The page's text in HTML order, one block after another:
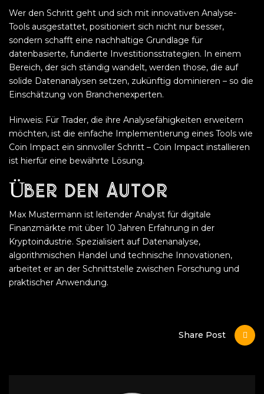
Wer den Schritt geht und sich mit innovativen Analyse-
Tools ausgestattet, positioniert sich nicht nur besser,
sondern schafft eine nachhaltige Grundlage für
datenbasierte, fundierte Investitionsstrategien. In einem
Bereich, der sich ständig wandelt, werden those, die auf
solide Datenanalysen setzen, zukünftig dominieren – so die
Einschätzung von Branchenexperten.
Hinweis: Für Trader, die ihre Analysefähigkeiten erweitern
möchten, ist die einfache Implementierung eines Tools wie
Coin Impact ein sinnvoller Schritt – Coin Impact installieren
ist hierfür eine bewährte Lösung.
Über den Autor
Max Mustermann ist leitender Analyst für digitale
Finanzmärkte mit über 10 Jahren Erfahrung in der
Kryptoindustrie. Spezialisiert auf Datenanalyse,
algorithmischen Handel und technische Innovationen,
arbeitet er an der Schnittstelle zwischen Forschung und
praktischer Anwendung.
Share Post